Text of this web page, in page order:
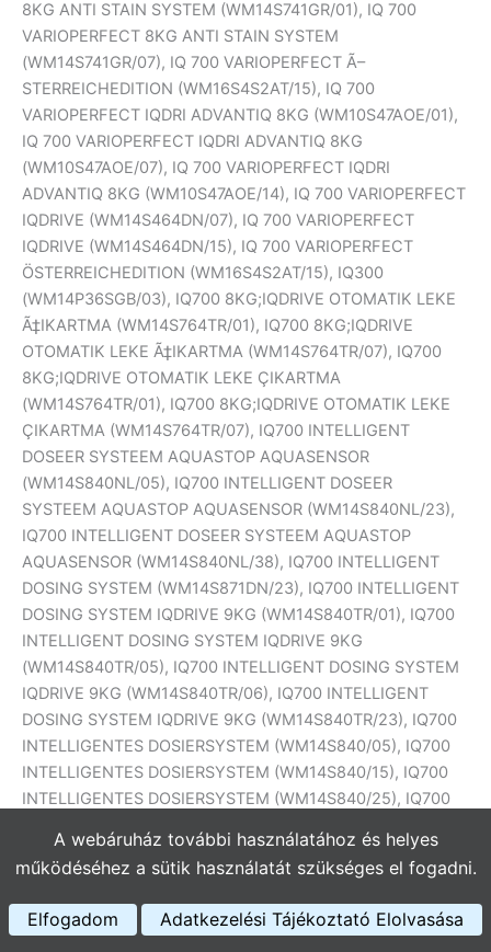
A webáruház további használatához és helyes
működéséhez a sütik használatát szükséges el fogadni.
Elfogadom Adatkezelési Tájékoztató Elolvasása